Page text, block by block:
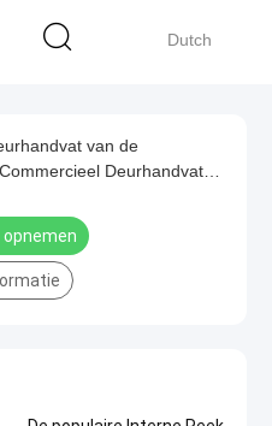
Dutch
van de
Deurhandvat